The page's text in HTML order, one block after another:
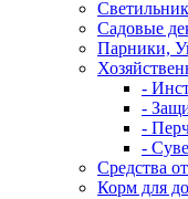
Садовые
Парники,
-
-
-
-
Средства
Корм для